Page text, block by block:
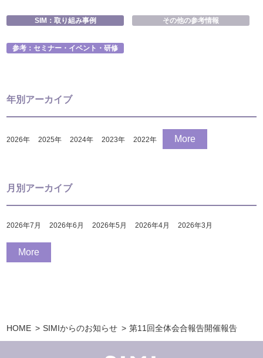
SIM：取り組み事例 その他の参考情報
参考：セミナー・イベント・研修
年別アーカイブ
2026年 2025年 2024年 2023年 2022年 More
月別アーカイブ
2026年7月 2026年6月 2026年5月 2026年4月 2026年3月
More
HOME SIMIからのお知らせ 第11回全体会合報告開催報告